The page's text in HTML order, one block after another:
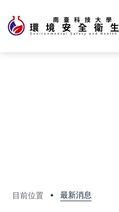
目前位置 最新消息